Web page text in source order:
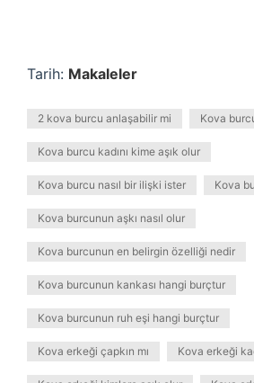
Tarih: Makaleler
2 kova burcu anlaşabilir mi Kova
Kova burcu kadını kime aşık olur
Kova burcu nasıl bir ilişki ister Kova
Kova burcunun aşkı nasıl olur
Kova burcunun en belirgin özelliği nedir
Kova burcunun kankası hangi burçtur
Kova burcunun ruh eşi hangi burçtur
Kova erkeği çapkın mı Kova erkeği